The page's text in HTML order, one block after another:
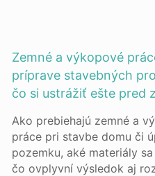
Zemné a výkopové
príprave stavebných
čo si ustrážiť ešte pred
Ako prebiehajú zemné a
práce pri stavbe domu či
pozemku, aké materiály
čo ovplyvní výsledok aj